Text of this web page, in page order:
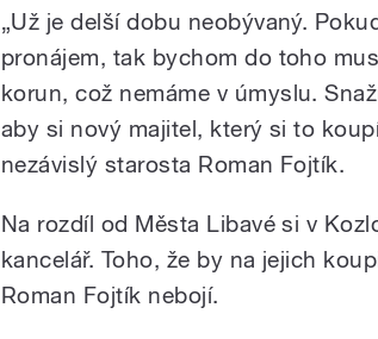
„Už je delší dobu neobývaný.
pronájem, tak bychom do toho
korun, což nemáme v úmyslu.
aby si nový majitel, který si to
nezávislý starosta Roman Fojtík.
Na rozdíl od Města Libavé si v
kancelář. Toho, že by na jejich
Roman Fojtík nebojí.